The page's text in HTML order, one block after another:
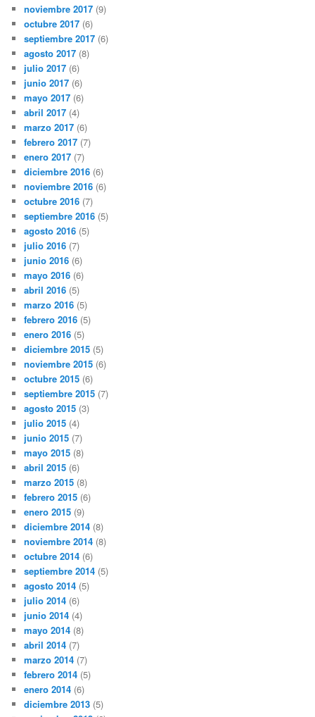
noviembre 2017 (9)
octubre 2017 (6)
septiembre 2017 (6)
agosto 2017 (8)
julio 2017 (6)
junio 2017 (6)
mayo 2017 (6)
abril 2017 (4)
marzo 2017 (6)
febrero 2017 (7)
enero 2017 (7)
diciembre 2016 (6)
noviembre 2016 (6)
octubre 2016 (7)
septiembre 2016 (5)
agosto 2016 (5)
julio 2016 (7)
junio 2016 (6)
mayo 2016 (6)
abril 2016 (5)
marzo 2016 (5)
febrero 2016 (5)
enero 2016 (5)
diciembre 2015 (5)
noviembre 2015 (6)
octubre 2015 (6)
septiembre 2015 (7)
agosto 2015 (3)
julio 2015 (4)
junio 2015 (7)
mayo 2015 (8)
abril 2015 (6)
marzo 2015 (8)
febrero 2015 (6)
enero 2015 (9)
diciembre 2014 (8)
noviembre 2014 (8)
octubre 2014 (6)
septiembre 2014 (5)
agosto 2014 (5)
julio 2014 (6)
junio 2014 (4)
mayo 2014 (8)
abril 2014 (7)
marzo 2014 (7)
febrero 2014 (5)
enero 2014 (6)
diciembre 2013 (5)